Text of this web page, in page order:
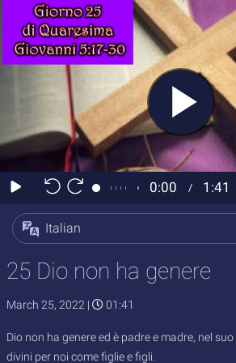
Italian
25 Dio non ha genere
March 25, 2022 | 01:41
Dio non ha genere ed è padre e madre, nel
divini per noi come figlie e figli.